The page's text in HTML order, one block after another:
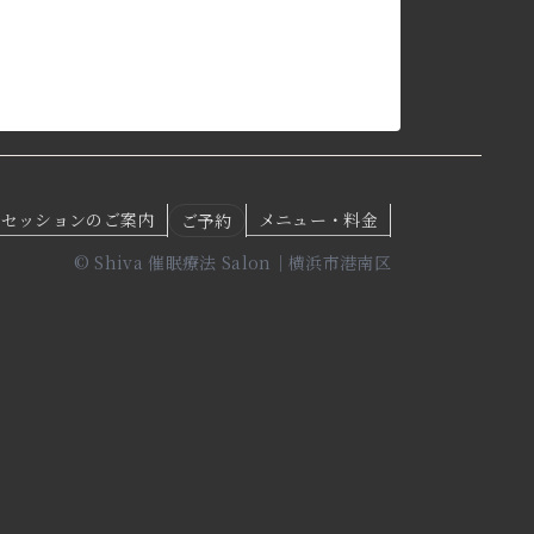
セッションのご案内 ご予約
メニュー・料金
© Shiva 催眠療法 Salon｜横浜市港南区